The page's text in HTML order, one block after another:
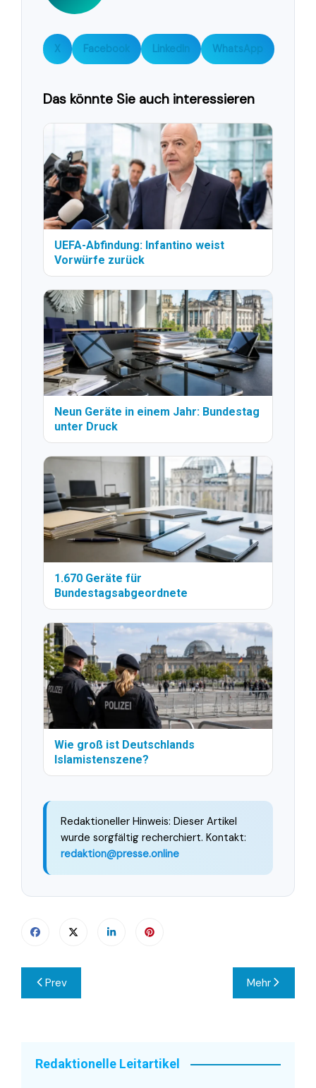
X Facebook LinkedIn WhatsApp
Das könnte Sie auch interessieren
UEFA-Abfindung: Infantino weist
Vorwürfe zurück
Neun Geräte in einem Jahr: Bundestag
unter Druck
1.670 Geräte für
Bundestagsabgeordnete
Wie groß ist Deutschlands
Islamistenszene?
Redaktioneller Hinweis: Dieser Artikel
wurde sorgfältig recherchiert. Kontakt:
redaktion@presse.online
Beitragsnavigation
Prev Mehr
Redaktionelle Leitartikel